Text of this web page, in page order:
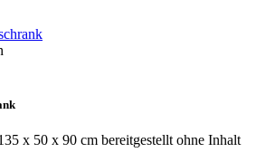
x 50 x 90 cm bereitgestellt ohne Inhalt